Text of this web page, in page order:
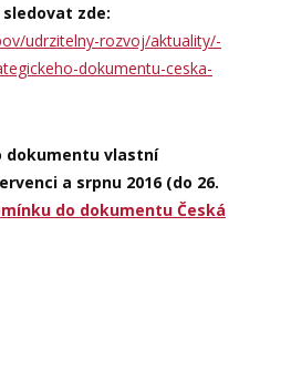
zde:
udrzitelny-rozvoj/aktuality/-
dokumentu-ceska-
dokumentu vlastní
a srpnu 2016 (do 26.
do dokumentu Česká